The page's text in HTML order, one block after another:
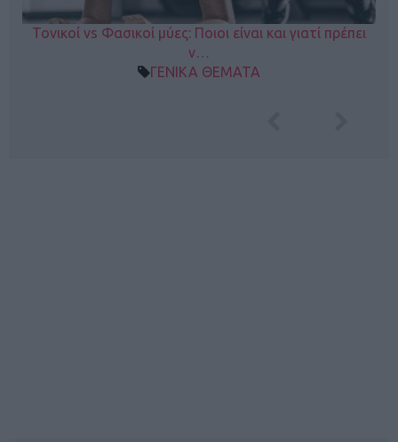
Τονικοί vs Φασικοί μύες: Ποιοι είναι και γιατί πρέπει
ν…
ΓΕΝΙΚΑ ΘΕΜΑΤΑ